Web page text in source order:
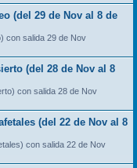
(del 29 de Nov al 8 de
con salida 29 de Nov
(del 28 de Nov al 8
con salida 28 de Nov
(del 22 de Nov al 8
con salida 22 de Nov